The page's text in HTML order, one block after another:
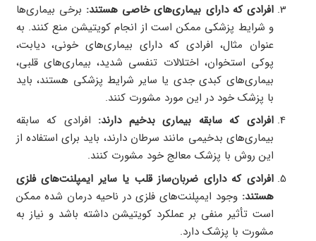
افرادی که دارای بیماری‌های خاصی هستند: برخی بیماری‌ها
و شرایط پزشکی ممکن است از انجام کویتیشن منع کنند. به
عنوان مثال، افرادی که دارای بیماری‌های خونی، دیابت،
پوکی استخوان، اختلالات تنفسی شدید، بیماری‌های قلبی،
بیماری‌های کبدی جدی یا سایر شرایط پزشکی هستند، باید
با پزشک خود در این مورد مشورت کنند.
افرادی که سابقه بیماری بدخیم دارند: افرادی که سابقه
بیماری‌های بدخیمی مانند سرطان دارند، باید برای استفاده از
این روش با پزشک معالج خود مشورت کنند.
افرادی که دارای ضربان‌ساز قلب یا سایر ایمپلنت‌های فلزی
هستند: وجود ایمپلنت‌های فلزی در ناحیه درمان شده ممکن
است تأثیر منفی بر عملکرد کویتیشن داشته باشد و نیاز به
مشورت با پزشک دارد.